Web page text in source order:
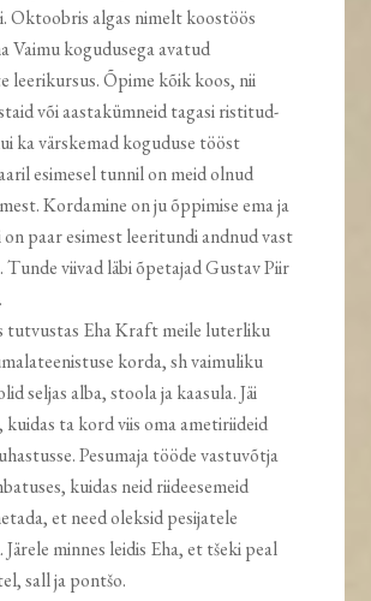
Oktoobris algas nimelt koostöös
Vaimu kogudusega avatud
leerikursus. Õpime kõik koos, nii
või aastakümneid tagasi ristitud-
ka värskemad koguduse tööst
esimesel tunnil on meid olnud
Kordamine on ju õppimise ema ja
on paar esimest leeritundi andnud vast
Tunde viivad läbi õpetajad Gustav Piir
tutvustas Eha Kraft meile luterliku
korda, sh vaimuliku
seljas alba, stoola ja kaasula. Jäi
kuidas ta kord viis oma ametiriideid
Pesumaja tööde vastuvõtja
kuidas neid riideesemeid
et need oleksid pesijatele
minnes leidis Eha, et tšeki peal
sall ja pontšo.